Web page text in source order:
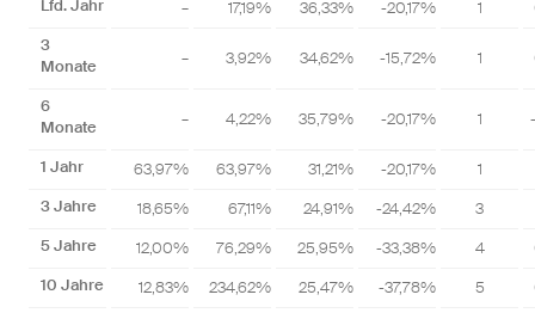
Lfd. Jahr – 17,19% 36,33% -20,17% 1
3
Monate
– 3,92% 34,62% -15,72% 1
6
Monate
– 4,22% 35,79% -20,17% 1
1 Jahr 63,97% 63,97% 31,21% -20,17% 1
3 Jahre
18,65% 67,11% 24,91% -24,42% 3
5 Jahre
12,00% 76,29% 25,95% -33,38% 4
10 Jahre
12,83% 234,62% 25,47% -37,78% 5